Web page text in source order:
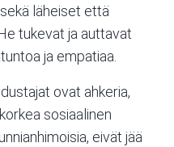
läheiset että
tukevat ja auttavat
ja empatiaa.
ovat ahkeria,
sosiaalinen
eivät jää